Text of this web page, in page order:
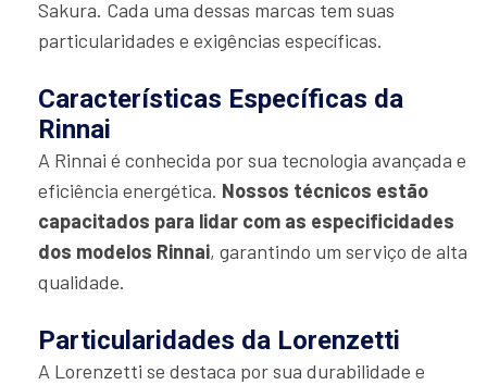
Sakura. Cada uma dessas marcas tem suas
particularidades e exigências específicas.
Características Específicas da
Rinnai
A Rinnai é conhecida por sua tecnologia avançada e
eficiência energética. Nossos técnicos estão
capacitados para lidar com as especificidades
dos modelos Rinnai, garantindo um serviço de alta
qualidade.
Particularidades da Lorenzetti
A Lorenzetti se destaca por sua durabilidade e